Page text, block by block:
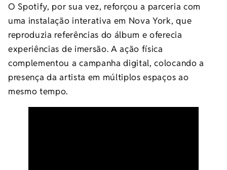
O Spotify, por sua vez, reforçou a parceria com
uma instalação interativa em Nova York, que
reproduzia referências do álbum e oferecia
experiências de imersão. A ação física
complementou a campanha digital, colocando a
presença da artista em múltiplos espaços ao
mesmo tempo.